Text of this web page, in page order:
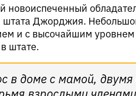
новоиспеченный
Джорджия.
и с высочайшим
штате.
в доме с мамой,